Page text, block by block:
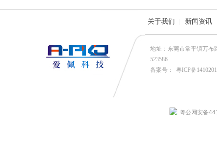
关于我们 新闻资讯
地址：东莞市常平镇万布
523586
备案号：
粤ICP备
粤公网安备